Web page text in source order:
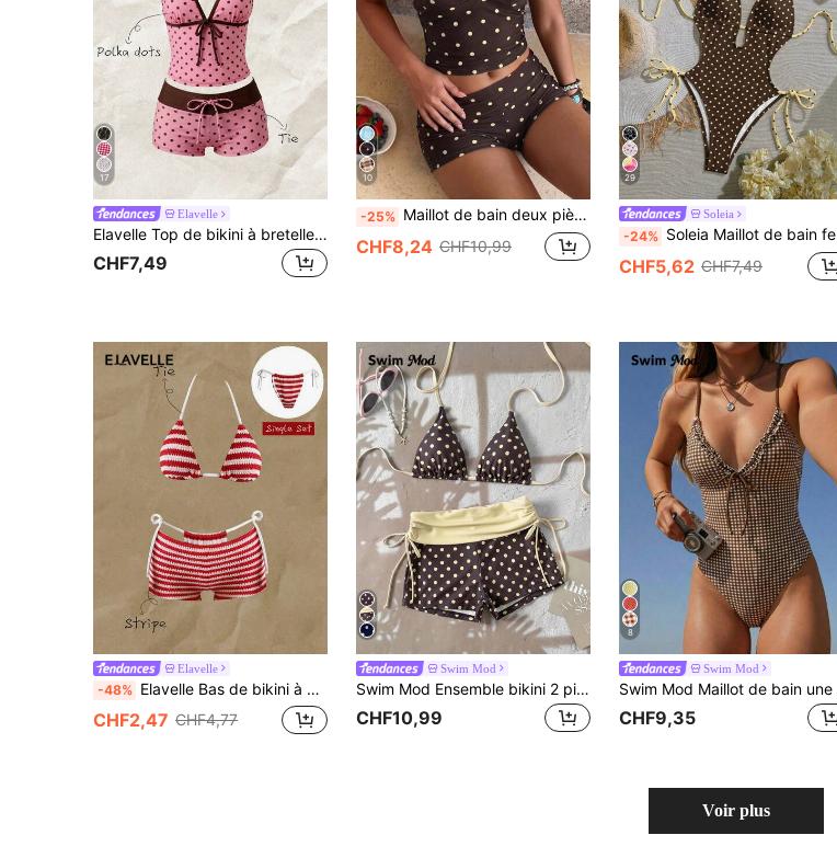
17
Elavelle
Elavelle Top de bikini à bretelles spaghetti avec nœud papillon et imprimé aléatoire pour femmes, printemps/été
CHF7,49
10
-25% Maillot de bain deux pièces pour femmes, top court à bretelles spaghetti et short, tenue de plage, de vacances, de piscine et de sport à la mode, rentrée scolaire, vêtements de plage d'été
CHF8,24 CHF10,99
29
Soleia
-24% Soleia Maillot de bain femme nouveau col licou à nouer imprimé pois rétro couleur contrastée, devant ajouré goutte d'eau sexy & à la mode, convient pour les vacances, la saison des diplômes, le top d'été, les trajets quotidiens, les rendez-vous, les fêtes, l'automne/l'hiver/l'été, Noël, le Nouvel An, Thanksgiving, les fêtes, les mariages, la plage, la cérémonie de remise des diplômes, à la mode, élégant, décontracté, les sorties, les rendez-vous, les réservations, les trajets, brillant, la Saint-Valentin, élégant, les vacances, décontracté, Y2K, les sorties, la cérémonie de remise des diplômes, etc.
CHF5,62 CHF7,49
Elavelle
-48% Elavelle Bas de bikini à nouer sur les côtés en tissu jacquard pour femmes, printemps/été
CHF2,47 CHF4,77
Swim Mod
Swim Mod Ensemble bikini 2 pièces avec Top triangle et bas culotte, motif à pois jaune et rose, couleurs contrastées, collection Printemps/Été 26SS, idéal pour les vacances à la plage
CHF10,99
8
Swim Mod
CHF9,35
Voir plus